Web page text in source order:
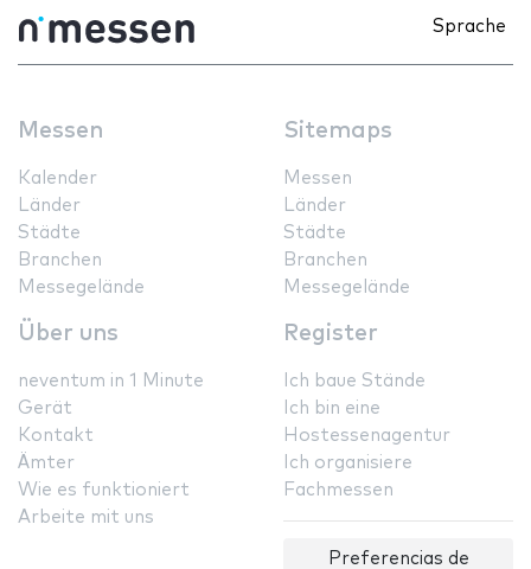
Sprache
Messen
Kalender
Länder
Städte
Branchen
Messegelände
Sitemaps
Messen
Länder
Städte
Branchen
Messegelände
Über uns
neventum in 1 Minute
Gerät
Kontakt
Ämter
Wie es funktioniert
Arbeite mit uns
Register
Ich baue Stände
Ich bin eine
Hostessenagentur
Ich organisiere
Fachmessen
Preferencias de